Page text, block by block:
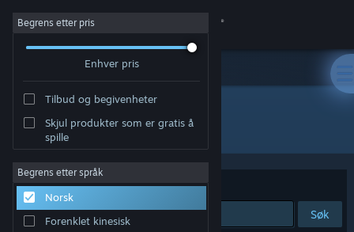
Logg inn
Om
Kundestøtte
Begrens etter pris
Enhver pris
Tilbud og begivenheter
Skjul produkter som er gratis å
spille
Begrens etter språk
Norsk
Forenklet kinesisk
Utvikler: StrangeLight Games
Sorter etter Relevans
Søk